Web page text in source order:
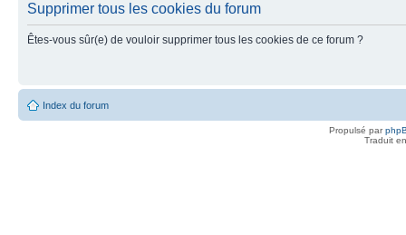
Supprimer tous les cookies du forum
Êtes-vous sûr(e) de vouloir supprimer tous les cookies de ce forum ?
Index du forum
Propulsé par
Traduit